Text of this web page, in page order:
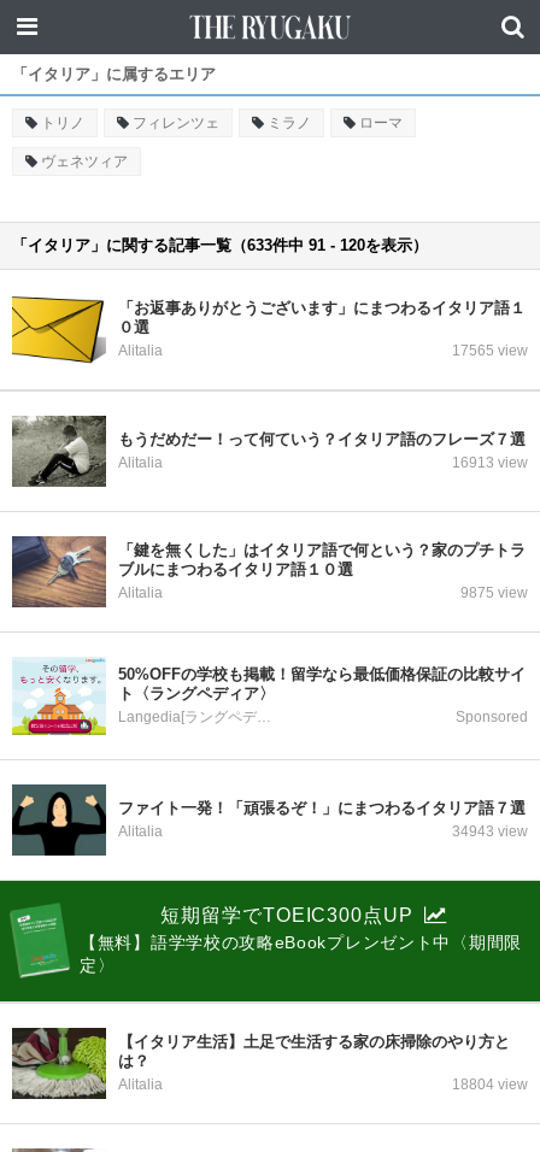
「イタリア」に属するエリア
トリノ フィレンツェ ミラノ ローマ
ヴェネツィア
「イタリア」に関する記事一覧（633件中 91 - 120を表示）
「お返事ありがとうございます」にまつわるイタリア語１
０選
Alitalia 17565 view
もうだめだー！って何ていう？イタリア語のフレーズ７選
Alitalia 16913 view
「鍵を無くした」はイタリア語で何という？家のプチトラ
ブルにまつわるイタリア語１０選
Alitalia 9875 view
50%OFFの学校も掲載！留学なら最低価格保証の比較サイ
ト〈ラングペディア〉
Langedia[ラングペディア] Sponsored
ファイト一発！「頑張るぞ！」にまつわるイタリア語７選
Alitalia 34943 view
短期留学でTOEIC300点UP
【無料】語学学校の攻略eBookプレンゼント中〈期間限
定〉
【イタリア生活】土足で生活する家の床掃除のやり方と
は？
Alitalia 18804 view